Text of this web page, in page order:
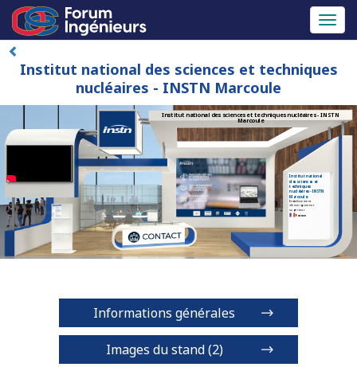
Institut national des sciences et techniques
nucléaires - INSTN Marcoule
Institut national des sciences et techniques nucléaires - INSTN
Marcoule
Institut national
des sciences et
techniques
nucléaires - INSTN
Marcoule
Etablissement
d'enseignement
supérieur
France
Informations générales
Images du stand (2)